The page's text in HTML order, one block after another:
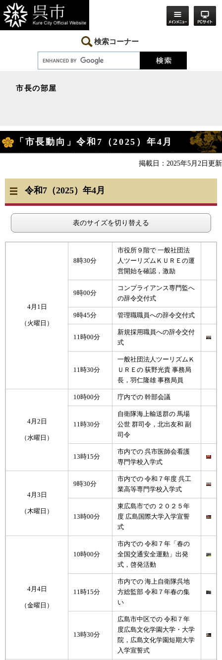
ー
ジ
の
ニ
ュ
ー
検索コーナー
市長の部屋
文
「市長動向」令和7（2025）年4月
掲載日：2025年5月2日更新
令和7（2025）年4月
表のサイズを切り替える
4月1日
（火曜日）
8時30分
市役所９階で 一般社団法
人ツーリズムＫＵＲＥの運
営開始を確認，激励
9時00分
コンプライアンス専門監へ
の辞令交付式
9時45分 管理職職員への辞令交付式
11時00分
新規採用職員への辞令交付
式
11時30分
一般社団法人ツーリズムＫ
ＵＲＥの 荻野光貴 事務局
長，羽仁隆雄 事務局員
4月2日
（水曜日）
10時00分 庁内での 幹部会議
11時30分
自衛隊海上輸送群の 馬場
公世 群司令，北出友和 副
司令
13時15分
市内での 呉市医師会看護
専門学校入学式
4月3日
（木曜日）
9時30分
市内での 令和７年度 呉工
業高等専門学校入学式
13時00分
東広島市での ２０２５年
度 広島国際大学入学宣誓
式
4月4日
（金曜日）
10時00分
市内での 令和７年「春の
全国交通安全運動」出発
式，啓発活動
11時15分
市内での 海上自衛隊呉地
方総監部 令和７年春の集
い
13時30分
広島市中区での 令和７年
度広島文化学園大学・大学
院，広島文化学園短期大学
入学宣誓式